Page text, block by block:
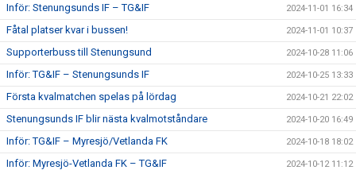
Inför: Stenungsunds IF – TG&IF 2024-11-01 16:34
Fåtal platser kvar i bussen! 2024-11-01 10:37
Supporterbuss till Stenungsund 2024-10-28 11:06
Inför: TG&IF – Stenungsunds IF 2024-10-25 13:33
Första kvalmatchen spelas på lördag 2024-10-21 22:02
Stenungsunds IF blir nästa kvalmotståndare 2024-10-20 16:49
Inför: TG&IF – Myresjö/Vetlanda FK 2024-10-18 18:02
Inför: Myresjö-Vetlanda FK – TG&IF 2024-10-12 11:12